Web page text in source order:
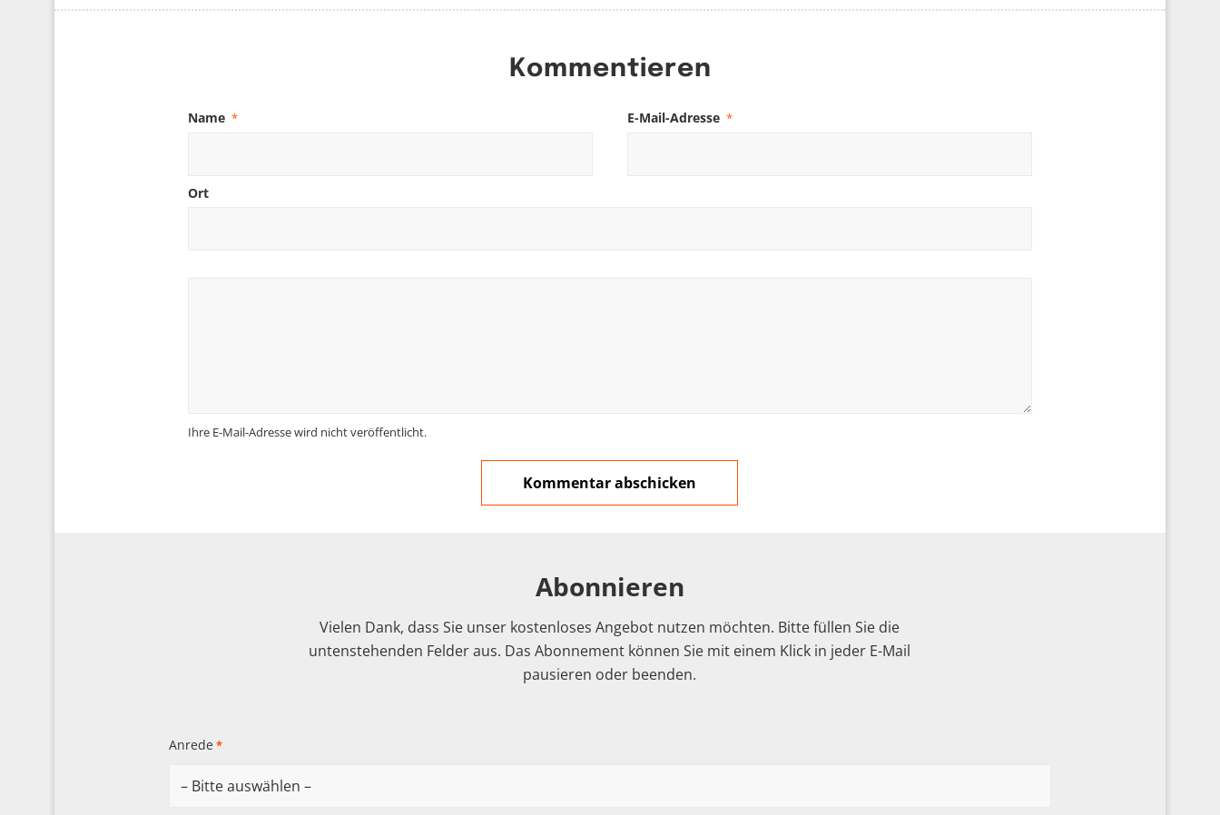
Kommentieren
Name * E-Mail-Adresse *
Ort
Ihre E-Mail-Adresse wird nicht veröffentlicht.
Abonnieren
Vielen Dank, dass Sie unser kostenloses Angebot nutzen möchten. Bitte füllen Sie die
untenstehenden Felder aus. Das Abonnement können Sie mit einem Klick in jeder E-Mail
pausieren oder beenden.
Anrede *